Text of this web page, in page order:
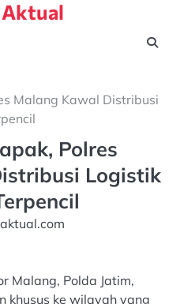
Malang Kawal Distribusi
Polres
Logistik
Malang, Polda Jatim,
khusus ke wilayah yang